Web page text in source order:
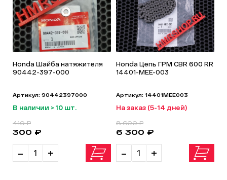
Honda Шайба натяжителя
90442-397-000
Артикул: 90442397000
В наличии > 10 шт.
- +
300 ₽
410 ₽
Honda Цепь ГРМ CBR 600 RR
14401-MEE-003
Артикул: 14401MEE003
На заказ (5-14 дней)
- +
6 300 ₽
8 600 ₽